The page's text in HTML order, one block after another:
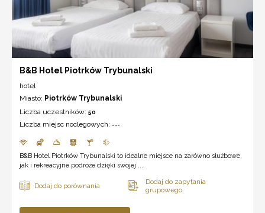
B&B Hotel Piotrków Trybunalski
hotel
Miasto: Piotrków Trybunalski
Liczba uczestników: 50
Liczba miejsc noclegowych: ---
B&B Hotel Piotrków Trybunalski to idealne miejsce na zarówno służbowe,
jak i rekreacyjne podróże dzięki swojej ...